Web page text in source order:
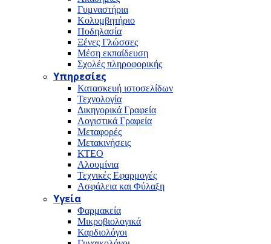
Γυμναστήρια
Κολυμβητήριο
Ποδηλασία
Ξένες Γλώσσες
Μέση εκπαίδευση
Σχολές πληροφορικής
Υπηρεσίες
Κατασκευή ιστοσελίδων
Τεχνολογία
Δικηγορικά Γραφεία
Λογιστικά Γραφεία
Μεταφορές
Μετακινήσεις
ΚΤΕΟ
Αλουμίνια
Τεχνικές Εφαρμογές
Ασφάλεια και Φύλαξη
Υγεία
Φαρμακεία
Μικροβιολογικά
Καρδιολόγοι